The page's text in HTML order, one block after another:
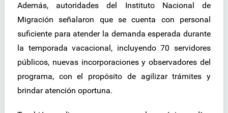
Además, autoridades del Instituto Nacional de
Migración señalaron que se cuenta con personal
suficiente para atender la demanda esperada durante
la temporada vacacional, incluyendo 70 servidores
públicos, nuevas incorporaciones y observadores del
programa, con el propósito de agilizar trámites y
brindar atención oportuna.